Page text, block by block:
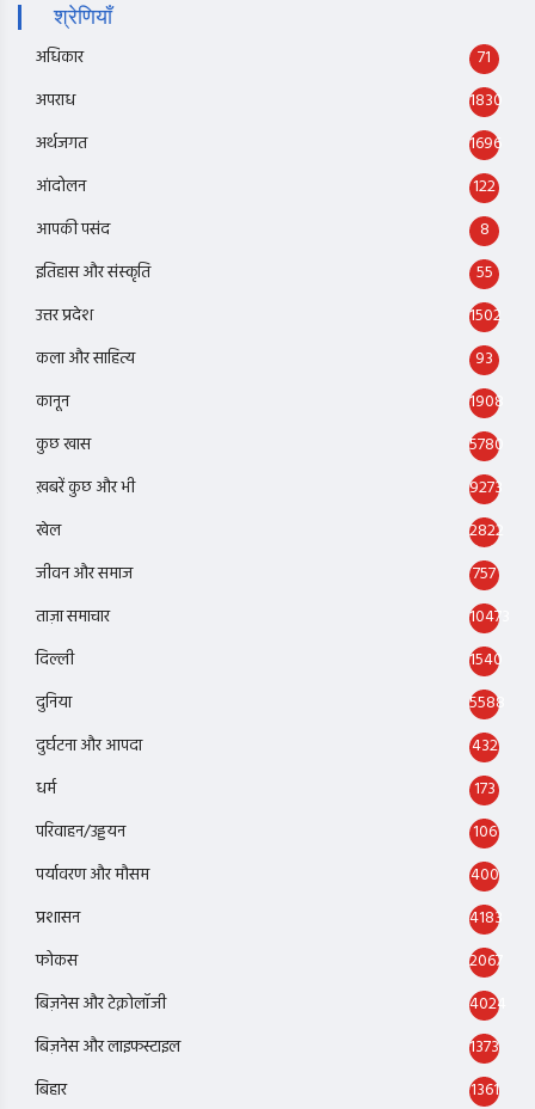
श्रेणियाँ
अधिकार
71
अपराध
1830
अर्थजगत
1696
आंदोलन
122
आपकी पसंद
8
इतिहास और संस्कृति
55
उत्तर प्रदेश
1502
कला और साहित्य
93
कानून
1908
कुछ खास
5780
ख़बरें कुछ और भी
9273
खेल
2822
जीवन और समाज
757
ताज़ा समाचार
10473
दिल्ली
1540
दुनिया
5588
दुर्घटना और आपदा
432
धर्म
173
परिवाहन/उड्डयन
106
पर्यावरण और मौसम
400
प्रशासन
4183
फोकस
2067
बिज़नेस और टेक्नोलॉजी
4024
बिज़नेस और लाइफस्टाइल
1373
बिहार
1361